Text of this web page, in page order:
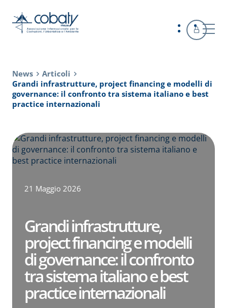
News
Articoli
Grandi infrastrutture, project financing e modelli di
governance: il confronto tra sistema italiano e best
practice internazionali
21 Maggio 2026
Grandi infrastrutture,
project financing e modelli
di governance: il confronto
tra sistema italiano e best
practice internazionali